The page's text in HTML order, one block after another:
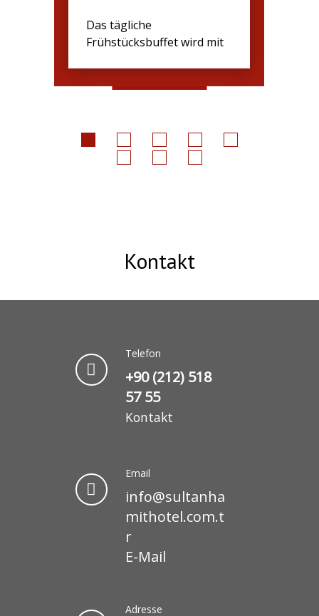
Das tägliche
Frühstücksbuffet wird mit
Kontakt
Telefon
+90 (212) 518
57 55
Kontakt
Email
info@sultanha
mithotel.com.t
r
E-Mail
Adresse